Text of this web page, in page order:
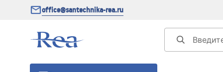
office@santechnika-rea.ru